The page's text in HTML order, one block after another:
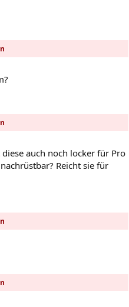
auch noch locker für Pro
Reicht sie für